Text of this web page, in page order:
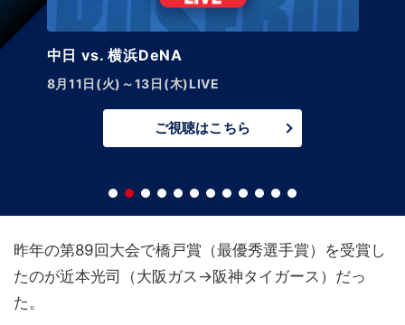
中日 vs. 巨人【LIVE】
8月14日(金)午後5:45～
ご視聴はこちら
昨年の第89回大会で橋戸賞（最優秀選手賞）を受賞し
たのが近本光司（大阪ガス→阪神タイガース）だっ
た。